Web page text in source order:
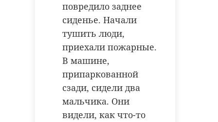
повредило заднее
сиденье. Начали
тушить люди,
приехали пожарные.
В машине,
припаркованной
сзади, сидели два
мальчика. Они
видели, как что-то